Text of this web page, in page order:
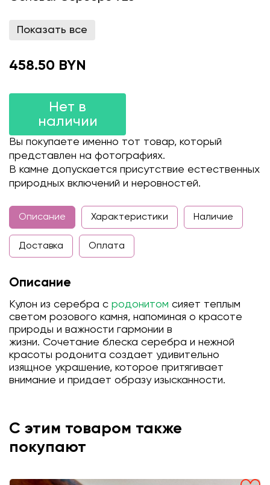
Показать все
458.50 BYN
Нет в
наличии
Вы покупаете именно тот товар, который
представлен на фотографиях.
В камне допускается присутствие естественных
природных включений и неровностей.
Описание Характеристики Наличие
Доставка Оплата
Описание
Кулон из серебра с родонитом сияет теплым
светом розового камня, напоминая о красоте
природы и важности гармонии в
жизни. Сочетание блеска серебра и нежной
красоты родонита создает удивительно
изящное украшение, которое притягивает
внимание и придает образу изысканности.
С этим товаром также
покупают